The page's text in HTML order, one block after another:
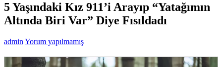
5 Yaşındaki Kız 911’i Arayıp “Yatağımın
Altında Biri Var” Diye Fısıldadı
admin Yorum yapılmamış